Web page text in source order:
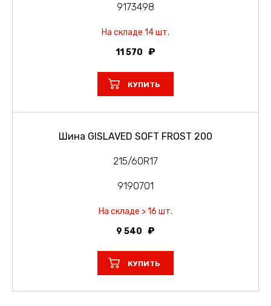
9173498
На складе 14 шт.
11 570
КУПИТЬ
Шина GISLAVED SOFT FROST 200
215/60R17
9190701
На складе > 16 шт.
9 540
КУПИТЬ